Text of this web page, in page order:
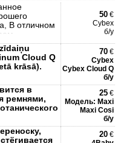
В отличном
50 €
Cybex
б/у
Cloud Q
krāsā).
70 €
Cybex
Cybex Cloud Q
б/у
в
ремнями,
25 €
Модель: Maxi
Maxi Cosi
б/у
20 €